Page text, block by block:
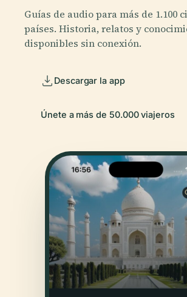
Guías de audio para más de 1.100
países. Historia, relatos y
disponibles sin conexión.
Descargar la app
Únete a más de 50.000 viajeros